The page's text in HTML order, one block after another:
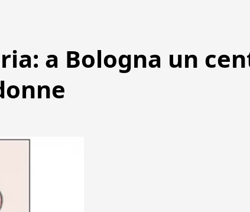
a Bologna un